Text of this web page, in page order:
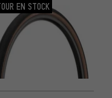
EN STOCK